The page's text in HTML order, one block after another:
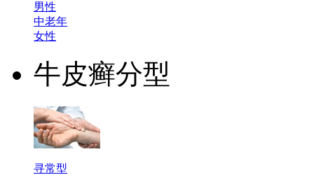
男性
中老年
女性
牛皮癣分型
寻常型